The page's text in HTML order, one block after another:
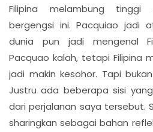
Filipina melambung tinggi
bergengsi ini. Pacquiao jadi
dunia pun jadi mengenal
Pacquao kalah, tetapi Filipina
jadi makin kesohor. Tapi
Justru ada beberapa sisi
dari perjalanan saya tersebut.
sharingkan sebagai bahan